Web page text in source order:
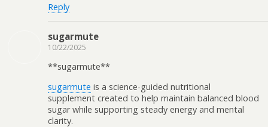
Reply
sugarmute
10/22/2025
**sugarmute**
sugarmute is a science-guided nutritional
supplement created to help maintain balanced blood
sugar while supporting steady energy and mental
clarity.